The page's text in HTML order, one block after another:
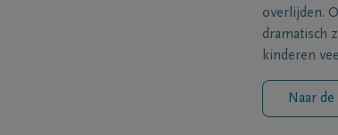
overlijden.
dramatisch
kinderen
Naar de